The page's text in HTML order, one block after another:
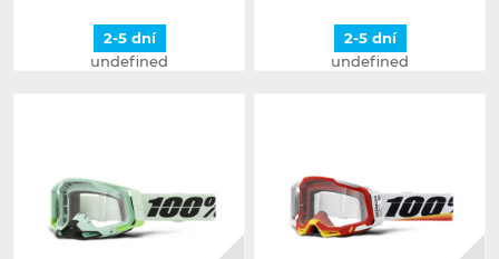
2-5 dní
undefined
2-5 dní
undefined